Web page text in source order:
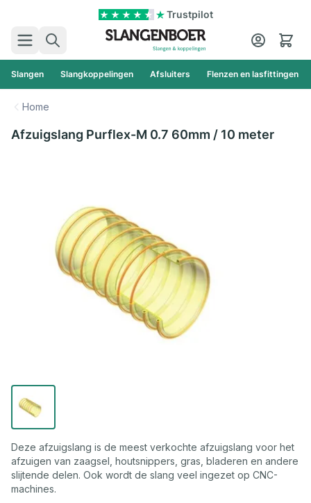
Trustpilot
Zoek
Cart
Slangen Slangkoppelingen Afsluiters Flenzen en lasfittingen
Home
Afzuigslang Purflex-M 0.7 60mm / 10 meter
Deze afzuigslang is de meest verkochte afzuigslang voor het
afzuigen van zaagsel, houtsnippers, gras, bladeren en andere
slijtende delen. Ook wordt de slang veel ingezet op CNC-
machines.